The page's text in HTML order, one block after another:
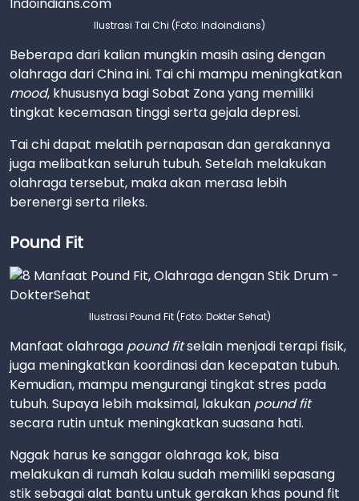
Ilustrasi Tai Chi (Foto: Indoindians)
Beberapa dari kalian mungkin masih asing dengan
olahraga dari China ini. Tai chi mampu meningkatkan
mood, khususnya bagi Sobat Zona yang memiliki
tingkat kecemasan tinggi serta gejala depresi.
Tai chi dapat melatih pernapasan dan gerakannya
juga melibatkan seluruh tubuh. Setelah melakukan
olahraga tersebut, maka akan merasa lebih
berenergi serta rileks.
Pound Fit
Ilustrasi Pound Fit (Foto: Dokter Sehat)
Manfaat olahraga pound fitselain menjadi terapi fisik,
juga meningkatkan koordinasi dan kecepatan tubuh.
Kemudian, mampu mengurangi tingkat stres pada
tubuh. Supaya lebih maksimal, lakukan pound fit
secara rutin untuk meningkatkan suasana hati.
Nggak harus ke sanggar olahraga kok, bisa
melakukan di rumah kalau sudah memiliki sepasang
stik sebagai alat bantu untuk gerakan khas pound fit